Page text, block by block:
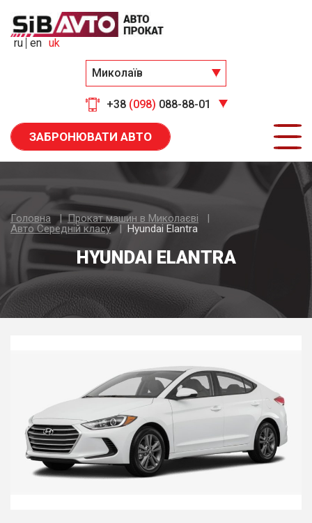
Миколаїв
+38 (098) 088-88-01
ru en uk
ЗАБРОНЮВАТИ АВТО
Головна
Прокат машин в Миколаєві
Авто Середнiй класу
Hyundai Elantra
HYUNDAI ELANTRA